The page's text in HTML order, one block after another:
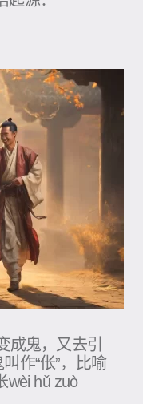
成鬼，又去引
作“伥”，比喻
wèi hǔ zuò